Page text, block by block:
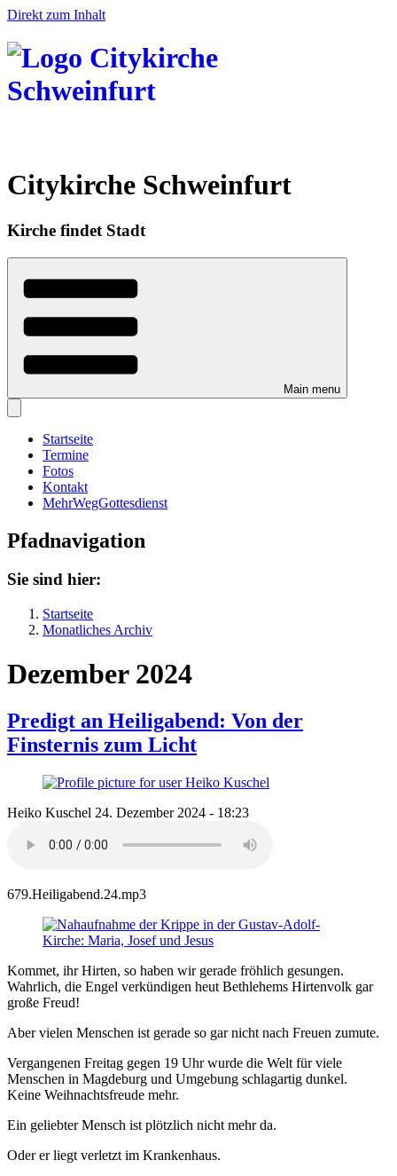
Direkt zum Inhalt
Citykirche Schweinfurt
Kirche findet Stadt
Main menu
Startseite
Termine
Fotos
Kontakt
MehrWegGottesdienst
Pfadnavigation
Sie sind hier:
Startseite
Monatliches Archiv
Dezember 2024
Predigt an Heiligabend: Von der
Finsternis zum Licht
Heiko Kuschel 24. Dezember 2024 - 18:23
679.Heiligabend.24.mp3
Kommet, ihr Hirten, so haben wir gerade fröhlich gesungen.
Wahrlich, die Engel verkündigen heut Bethlehems Hirtenvolk gar
große Freud!
Aber vielen Menschen ist gerade so gar nicht nach Freuen zumute.
Vergangenen Freitag gegen 19 Uhr wurde die Welt für viele
Menschen in Magdeburg und Umgebung schlagartig dunkel.
Keine Weihnachtsfreude mehr.
Ein geliebter Mensch ist plötzlich nicht mehr da.
Oder er liegt verletzt im Krankenhaus.